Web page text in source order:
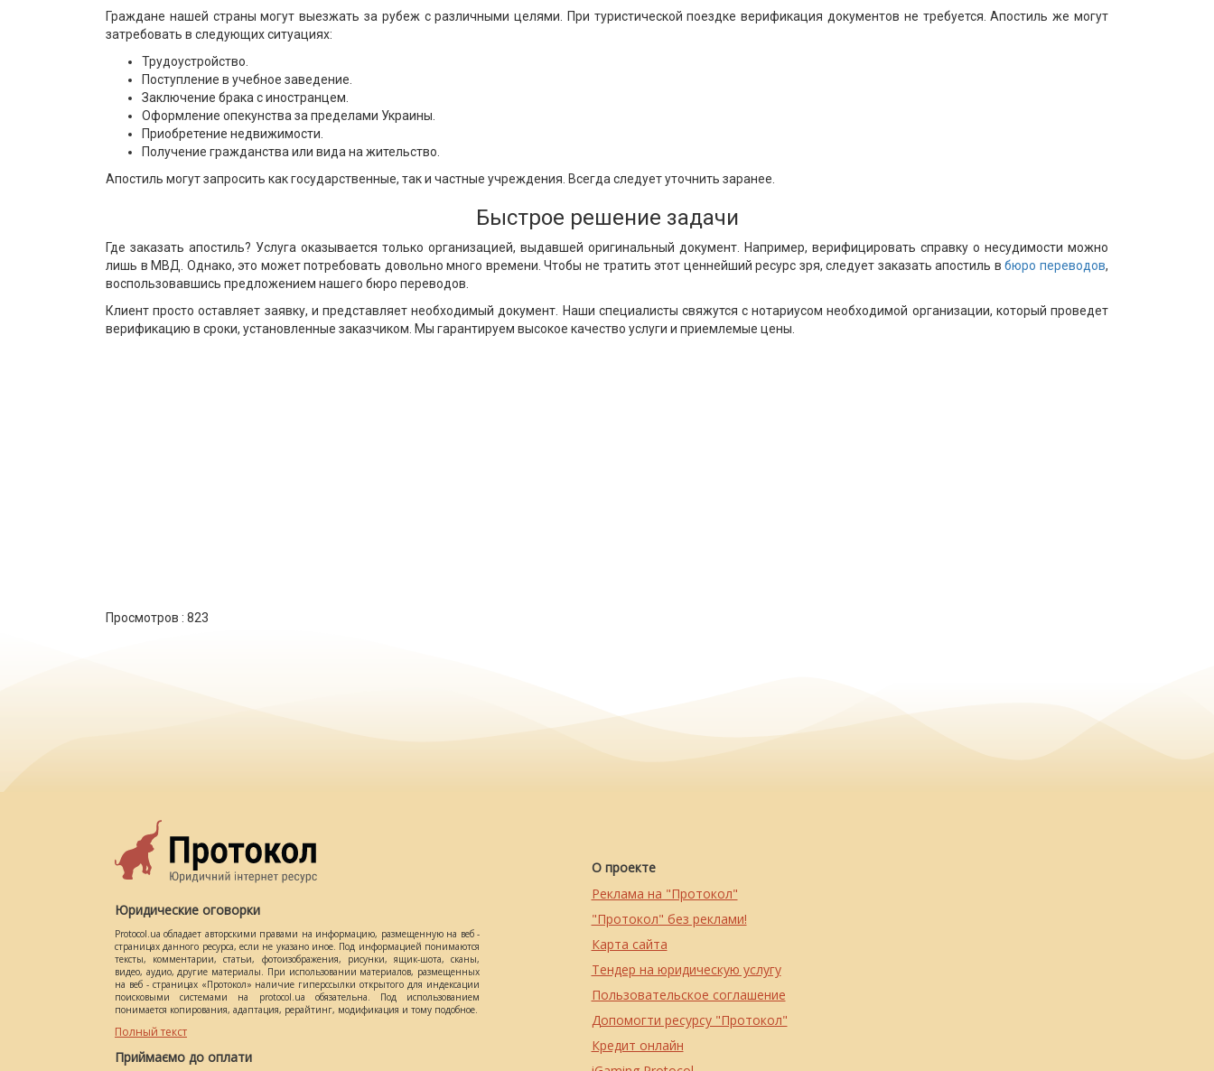
Граждане нашей страны могут выезжать за рубеж с различными целями. При туристической поездке верификация документов не требуется. Апостиль же могут
затребовать в следующих ситуациях:
Трудоустройство.
Поступление в учебное заведение.
Заключение брака с иностранцем.
Оформление опекунства за пределами Украины.
Приобретение недвижимости.
Получение гражданства или вида на жительство.
Апостиль могут запросить как государственные, так и частные учреждения. Всегда следует уточнить заранее.
Быстрое решение задачи
Где заказать апостиль? Услуга оказывается только организацией, выдавшей оригинальный документ. Например, верифицировать справку о несудимости можно
лишь в МВД. Однако, это может потребовать довольно много времени. Чтобы не тратить этот ценнейший ресурс зря, следует заказать апостиль вбюро переводов,
воспользовавшись предложением нашего бюро переводов.
Клиент просто оставляет заявку, и представляет необходимый документ. Наши специалисты свяжутся с нотариусом необходимой организации, который проведет
верификацию в сроки, установленные заказчиком. Мы гарантируем высокое качество услуги и приемлемые цены.
Просмотров : 823
Юридические оговорки
Protocol.ua обладает авторскими правами на информацию, размещенную на веб -
страницах данного ресурса, если не указано иное. Под информацией понимаются
тексты, комментарии, статьи, фотоизображения, рисунки, ящик-шота, сканы,
видео, аудио, другие материалы. При использовании материалов, размещенных
на веб - страницах «Протокол» наличие гиперссылки открытого для индексации
поисковыми системами на protocol.ua обязательна. Под использованием
понимается копирования, адаптация, рерайтинг, модификация и тому подобное.
Полный текст
Приймаємо до оплати
О проекте
Реклама на "Протокол"
"Протокол" без реклами!
Карта сайта
Тендер на юридическую услугу
Пользовательское соглашение
Допомогти ресурсу "Протокол"
Кредит онлайн